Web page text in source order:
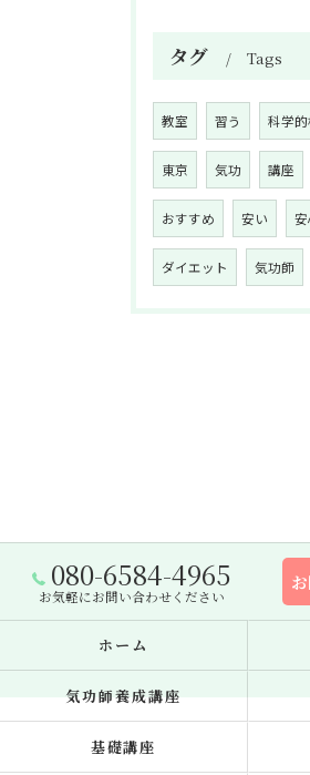
タグ Tags
教室 習う 科学
東京 気功 講座
おすすめ 安い 安
ダイエット 気功師
080-6584-4965
お気軽にお問い合わせください
ホーム
気功師養成講座
基礎講座